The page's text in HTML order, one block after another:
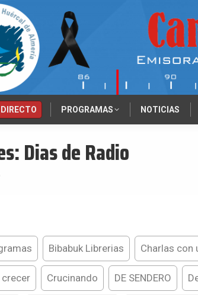
DIRECTO PROGRAMAS NOTICIAS
Dias de Radio
Bibabuk Librerias Charlas con
crecer Crucinando DE SENDERO